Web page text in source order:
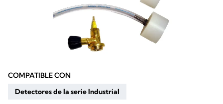
COMPATIBLE CON
Detectores de la serie Industrial